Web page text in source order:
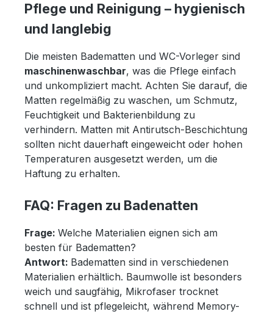
Pflege und Reinigung – hygienisch
und langlebig
Die meisten Badematten und WC-Vorleger sind
maschinenwaschbar, was die Pflege einfach
und unkompliziert macht. Achten Sie darauf, die
Matten regelmäßig zu waschen, um Schmutz,
Feuchtigkeit und Bakterienbildung zu
verhindern. Matten mit Antirutsch-Beschichtung
sollten nicht dauerhaft eingeweicht oder hohen
Temperaturen ausgesetzt werden, um die
Haftung zu erhalten.
FAQ: Fragen zu Badenatten
Frage: Welche Materialien eignen sich am
besten für Badematten?
Antwort: Badematten sind in verschiedenen
Materialien erhältlich. Baumwolle ist besonders
weich und saugfähig, Mikrofaser trocknet
schnell und ist pflegeleicht, während Memory-